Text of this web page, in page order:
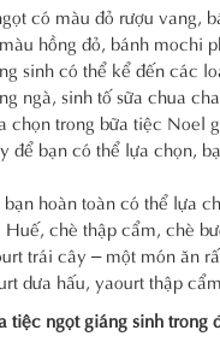
có màu đỏ rượu vang,
hồng đỏ, bánh mochi
sinh có thể kể đến các
ngà, sinh tố sữa chua
chọn trong bữa tiệc Noel
để bạn có thể lựa chọn,
hoàn toàn có thể lựa
chè thập cẩm, chè
trái cây – một món ăn
dưa hấu, yaourt thập
tiệc ngọt giáng sinh trong